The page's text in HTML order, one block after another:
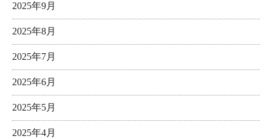
2025年9月
2025年8月
2025年7月
2025年6月
2025年5月
2025年4月